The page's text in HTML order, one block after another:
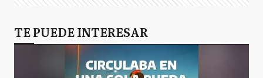
TE PUEDE INTERESAR